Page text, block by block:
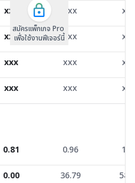
-3.68 4.59
18.17 4.04
-4.44 3.63
0.46 0.76
0.00 6.90
xxx xxx
xxx xxx
xxx xxx
xxx xxx
สมัครแพ็กเกจ Pro
เพื่อใช้งานฟีเจอร์นี้
0.81 0.96
0.00 36.79